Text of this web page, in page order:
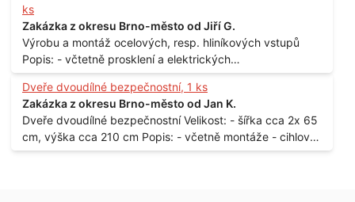
ks
Zakázka z okresu Brno-město od Jiří G.
Výrobu a montáž ocelových, resp. hliníkových vstupů
Popis: - včtetně prosklení a elektrických
samozamýkacích zámků pro panelový dům - jedná se o
vchodové dveře umístěné v zarámovaném a proskleném
portálu - předmětem dodávky bude i demontáž
stávajících a už nevyhovujících prosklených,
umělohmotných vstupů Množství: - 8 ks Lokalita: - 7, 9,
Dveře dvoudílné bezpečnostní, 1 ks
Zakázka z okresu Brno-město od Jan K.
Dveře dvoudílné bezpečnostní Velikost: - šířka cca 2x 65
cm, výška cca 210 cm Popis: - včetně montáže - cihlový
dům, 2. patro - vchod z chodby - rozměry bez zárubní